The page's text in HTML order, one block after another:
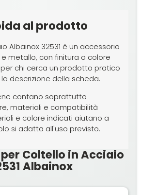
al prodotto
Albainox 32531 è un accessorio
metallo, con finitura o colore
chi cerca un prodotto pratico
descrizione della scheda.
contano soprattutto
materiali e compatibilità
e colore indicati aiutano a
si adatta all'uso previsto.
Coltello in Acciaio
Albainox